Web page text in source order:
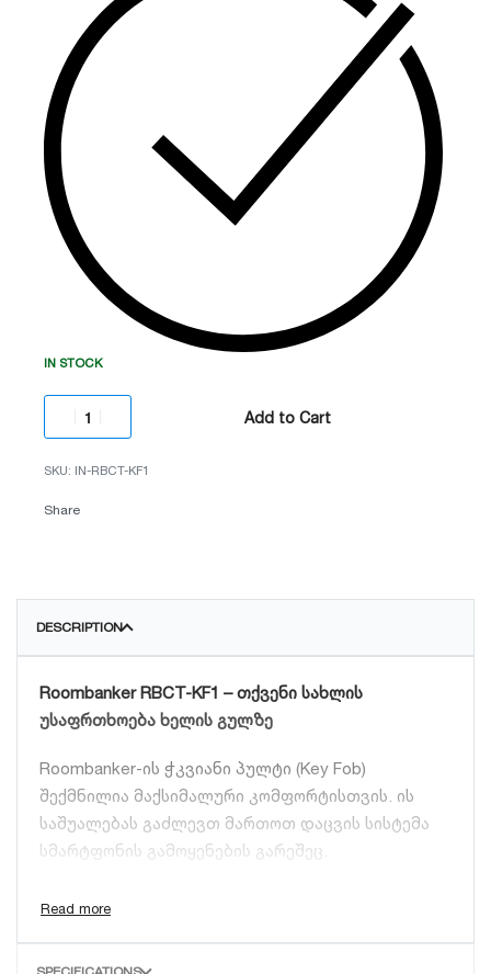
მართოთ ჭკვიანი მოწყობილობები. იდეალურია
გასაღებების აცმისთვის.
IN STOCK
Add to Cart
IN-RBCT-KF1
Share
DESCRIPTION
Roombanker RBCT-KF1 – თქვენი სახლის
უსაფრთხოება ხელის გულზე
Roombanker-ის ჭკვიანი პულტი (Key Fob)
შექმნილია მაქსიმალური კომფორტისთვის. ის
საშუალებას გაძლევთ მართოთ დაცვის სისტემა
სმარტფონის გამოყენების გარეშეც.
დაცვის რეჟიმების მართვა:სისტემის სრული